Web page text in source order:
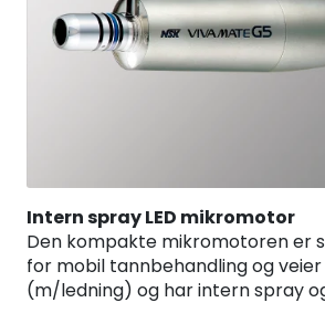
Intern spray LED mikromotor
Den kompakte mikromotoren er
for mobil tannbehandling og veier
(m/ledning) og har intern spray